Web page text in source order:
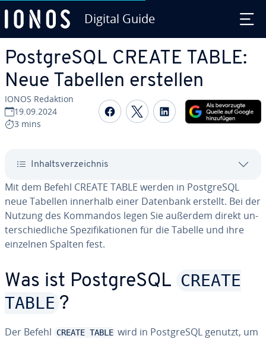
Digital Guide
Post­greS­QL CREATE TABLE:
Neue Tabellen erstellen
IONOS Redaktion
19.09.2024
3 mins
Auf Facebook teilen
Auf Twitter teilen
Auf LinkedIn
In­halts­ver­zeich­nis
Mit dem Befehl CREATE TABLE werden in Post­greS­QL
neue Tabellen innerhalb einer Datenbank erstellt. Bei der
Nutzung des Kommandos legen Sie außerdem direkt un­
ter­schied­li­che Spe­zi­fi­ka­tio­nen für die Tabelle und ihre
einzelnen Spalten fest.
Was ist Post­greS­QL CREATE
TABLE ?
Der Befehl CREATE TABLE wird in Post­greS­QL genutzt, um